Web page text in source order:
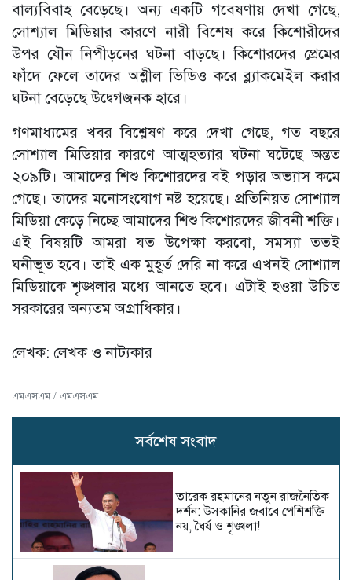
বাল্যবিবাহ বেড়েছে। অন‍্য একটি গবেষণায় দেখা গেছে,
সোশ্যাল মিডিয়ার কারণে নারী বিশেষ করে কিশোরীদের
উপর যৌন নিপীড়নের ঘটনা বাড়ছে। কিশোরদের প্রেমের
ফাঁদে ফেলে তাদের অশ্লীল ভিডিও করে ব্ল্যাকমেইল করার
ঘটনা বেড়েছে উদ্বেগজনক হারে।
গণমাধ্যমের খবর বিশ্লেষণ করে দেখা গেছে, গত বছরে
সোশ্যাল মিডিয়ার কারণে আত্মহত্যার ঘটনা ঘটেছে অন্তত
২০৯টি। আমাদের শিশু কিশোরদের বই পড়ার অভ্যাস কমে
গেছে। তাদের মনোসংযোগ নষ্ট হয়েছে। প্রতিনিয়ত সোশ্যাল
মিডিয়া কেড়ে নিচ্ছে আমাদের শিশু কিশোরদের জীবনী শক্তি।
এই বিষয়টি আমরা যত উপেক্ষা করবো, সমস্যা ততই
ঘনীভূত হবে। তাই এক মুহূর্ত দেরি না করে এখনই সোশ্যাল
মিডিয়াকে শৃঙ্খলার মধ্যে আনতে হবে। এটাই হওয়া উচিত
সরকারের অন্যতম অগ্রাধিকার।
লেখক: লেখক ও নাট্যকার
এমএসএম / এমএসএম
সর্বশেষ সংবাদ
তারেক রহমানের নতুন রাজনৈতিক
দর্শন: উসকানির জবাবে পেশিশক্তি
নয়, ধৈর্য ও শৃঙ্খলা!